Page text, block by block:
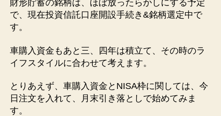
財形貯蓄の銘柄は、ほぼ放ったらかしにする予定
で、現在投資信託口座開設手続き&銘柄選定中で
す。
車購入資金もあと三、四年は積立て、その時のラ
イフスタイルに合わせて考えます。
とりあえず、車購入資金とNISA枠に関しては、今
日注文を入れて、月末引き落としで始めてみま
す。